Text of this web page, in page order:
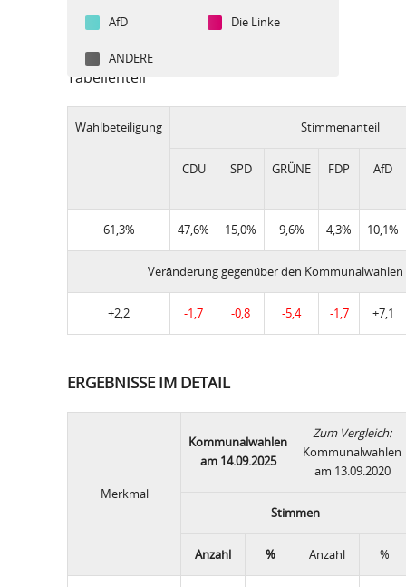
AfD Die Linke
ANDERE
Tabellenteil
Wahlbeteiligung Stimmenanteil
CDU SPD GRÜNE FDP AfD
61,3% 47,6% 15,0% 9,6% 4,3% 10,1%
Veränderung gegenüber den Kommunalwahlen
+2,2 -1,7 -0,8 -5,4 -1,7 +7,1
ERGEBNISSE IM DETAIL
Merkmal
Kommunalwahlen
am 14.09.2025
Zum Vergleich:
Kommunalwahlen
am 13.09.2020
Stimmen
Anzahl % Anzahl %